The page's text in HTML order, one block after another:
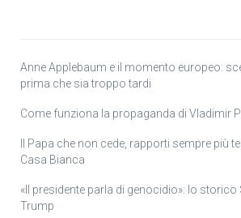
Anne Applebaum e il momento europeo:
prima che sia troppo tardi
Come funziona la propaganda di Vladimir
Il Papa che non cede, rapporti sempre più
Casa Bianca
«Il presidente parla di genocidio»: lo
Trump